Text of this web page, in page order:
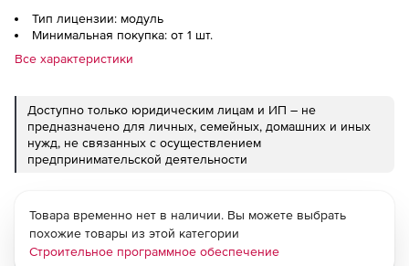
Тип лицензии: модуль
Минимальная покупка: от 1 шт.
Все характеристики
Доступно только юридическим лицам и ИП – не
предназначено для личных, семейных, домашних и иных
нужд, не связанных с осуществлением
предпринимательской деятельности
Товара временно нет в наличии. Вы можете выбрать
похожие товары из этой категории
Строительное программное обеспечение